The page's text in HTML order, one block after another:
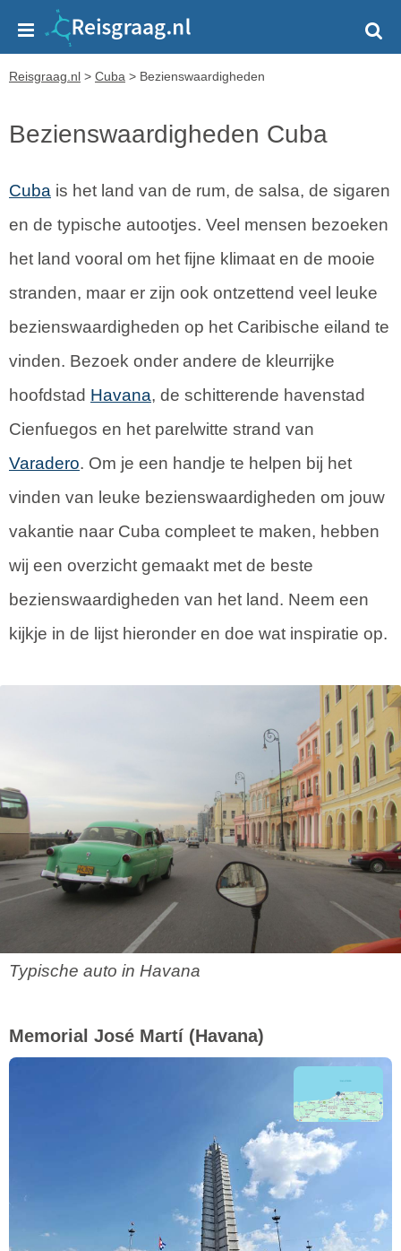
Reisgraag.nl > Cuba > Bezienswaardigheden
Bezienswaardigheden Cuba
Cuba is het land van de rum, de salsa, de sigaren
en de typische autootjes. Veel mensen bezoeken
het land vooral om het fijne klimaat en de mooie
stranden, maar er zijn ook ontzettend veel leuke
bezienswaardigheden op het Caribische eiland te
vinden. Bezoek onder andere de kleurrijke
hoofdstad Havana, de schitterende havenstad
Cienfuegos en het parelwitte strand van
Varadero. Om je een handje te helpen bij het
vinden van leuke bezienswaardigheden om jouw
vakantie naar Cuba compleet te maken, hebben
wij een overzicht gemaakt met de beste
bezienswaardigheden van het land. Neem een
kijkje in de lijst hieronder en doe wat inspiratie op.
Typische auto in Havana
Memorial José Martí (Havana)